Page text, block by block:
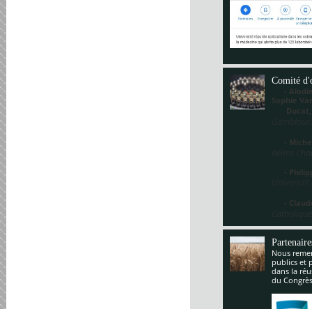
Comité
- Alodie
Sophie
-
Reims
-
-
Nous
publics et
dans la
du